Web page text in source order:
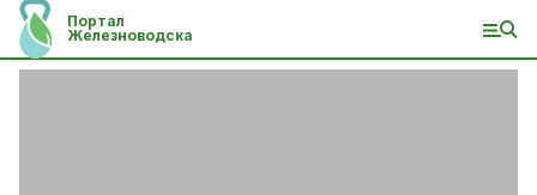
Портал
Железноводска